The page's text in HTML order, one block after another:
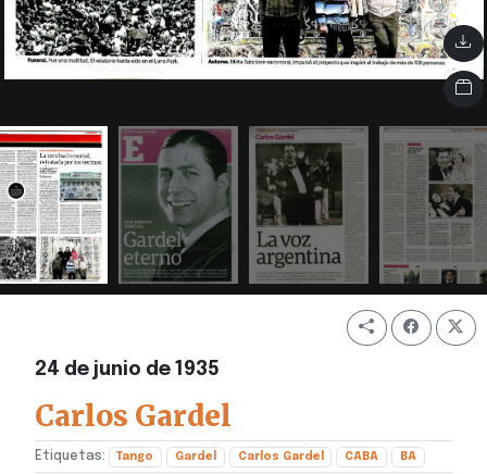
24 de junio de 1935
Carlos Gardel
Etiquetas: Tango Gardel Carlos Gardel CABA BA